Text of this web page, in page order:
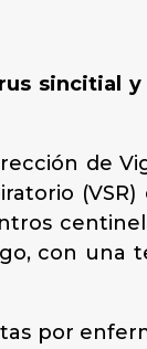
sincitial
de
con
por